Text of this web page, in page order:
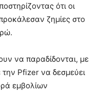
ότι οι
ζημίες στο
να παραδίδονται, με
Pfizer να δεσμεύει
εμβολίων